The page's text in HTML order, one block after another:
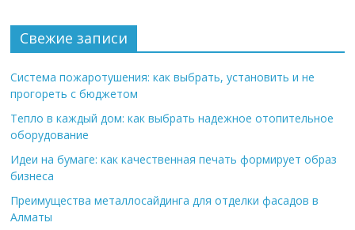
Свежие записи
Система пожаротушения: как выбрать, установить и не
прогореть с бюджетом
Тепло в каждый дом: как выбрать надежное отопительное
оборудование
Идеи на бумаге: как качественная печать формирует образ
бизнеса
Преимущества металлосайдинга для отделки фасадов в
Алматы